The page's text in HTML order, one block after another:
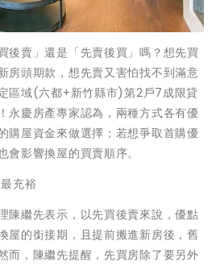
後賣」還是「先賣後買」嗎？想先買
房頭期款，想先賣又害怕找不到滿意
區域(六都+新竹縣市)第2戶7成限貸
永慶房產專家認為，兩種方式各有優
購屋資金來做選擇；若想爭取首購優
影響換屋的買賣順序。
充裕
陳繼先表示，以先買後賣來說，優點
屋的銜接期，且提前搬進新房後，舊
而，陳繼先提醒，先買房除了要另外